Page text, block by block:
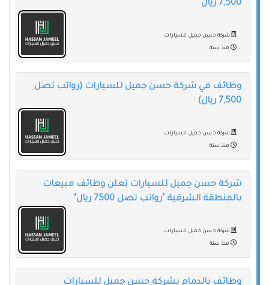
7,500 ريال
شركة حسن جميل للسيارات
منذ سنة
وظائف في شركة حسن جميل للسيارات (رواتب تصل
7,500 ريال)
شركة حسن جميل للسيارات
منذ سنة
شركة حسن جميل للسيارات تعلن وظائف مبيعات
بالمنطقة الشرقية "رواتب تصل 7500 ريال"
شركة حسن جميل للسيارات
منذ سنة
وظائف بالدمام بشركة حسن جميل للسيارات